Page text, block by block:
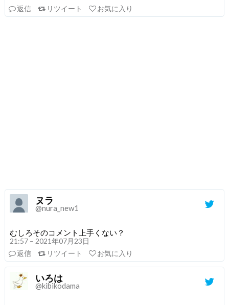
返信
リツイート お気に入り
ヌラ
@nura_new1
むしろそのコメント上手くない？
21:57 – 2021年07月23日
返信
リツイート お気に入り
いろは
@kibikodama